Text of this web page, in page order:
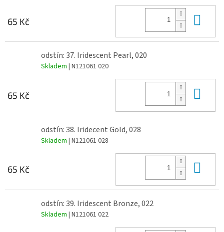
65 Kč
odstín: 37. Iridescent Pearl, 020
Skladem | N121061 020
65 Kč
odstín: 38. Iridecent Gold, 028
Skladem | N121061 028
65 Kč
odstín: 39. Iridescent Bronze, 022
Skladem | N121061 022